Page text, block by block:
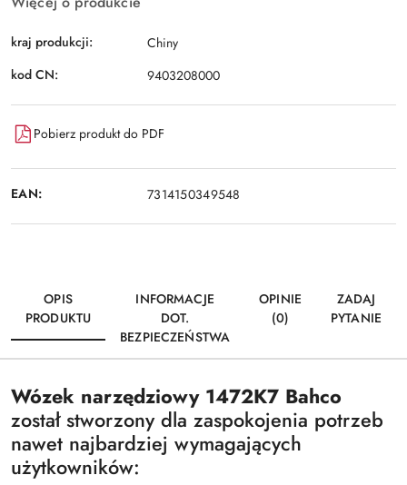
kraj produkcji:
Chiny
kod CN:
9403208000
Pobierz produkt do PDF
EAN: 7314150349548
OPIS
PRODUKTU
INFORMACJE
DOT.
BEZPIECZEŃSTWA
OPINIE
(0)
ZADAJ
PYTANIE
Wózek narzędziowy 1472K7 Bahco
został stworzony dla zaspokojenia potrzeb
nawet najbardziej wymagających
użytkowników: